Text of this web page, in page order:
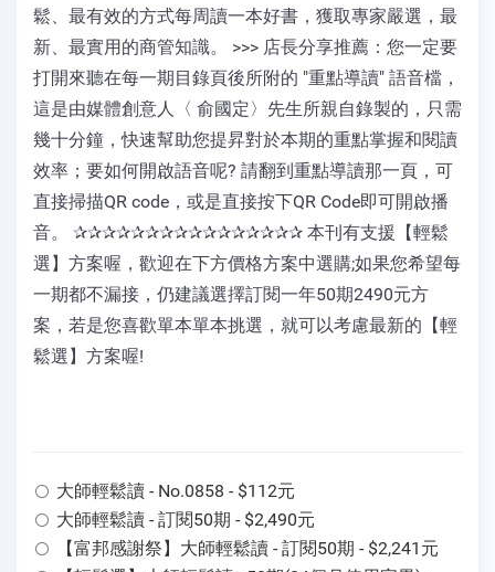
鬆、最有效的方式每周讀一本好書，獲取專家嚴選，最
新、最實用的商管知識。 >>> 店長分享推薦：您一定要
打開來聽在每一期目錄頁後所附的 "重點導讀" 語音檔，
這是由媒體創意人〈 俞國定〉先生所親自錄製的，只需
幾十分鐘，快速幫助您提昇對於本期的重點掌握和閱讀
效率；要如何開啟語音呢? 請翻到重點導讀那一頁，可
直接掃描QR code，或是直接按下QR Code即可開啟播
音。 ✰✰✰✰✰✰✰✰✰✰✰✰✰✰✰✰ 本刊有支援【輕鬆
選】方案喔，歡迎在下方價格方案中選購;如果您希望每
一期都不漏接，仍建議選擇訂閱一年50期2490元方
案，若是您喜歡單本單本挑選，就可以考慮最新的【輕
鬆選】方案喔!
大師輕鬆讀 - No.0858 - $112元
大師輕鬆讀 - 訂閱50期 - $2,490元
【富邦感謝祭】大師輕鬆讀 - 訂閱50期 - $2,241元